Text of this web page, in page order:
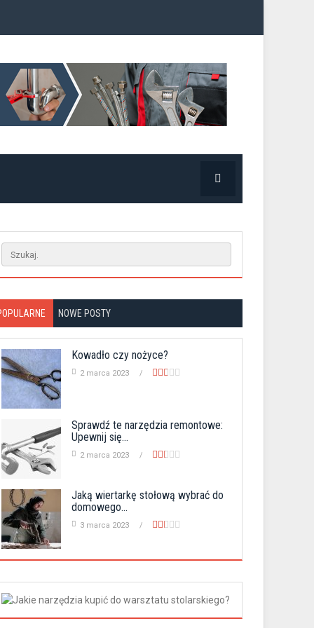
NOWE POSTY
Kowadło czy nożyce?
2 marca 2023
Sprawdź te narzędzia remontowe:
Upewnij się...
2 marca 2023
Jaką wiertarkę stołową wybrać do
domowego...
3 marca 2023